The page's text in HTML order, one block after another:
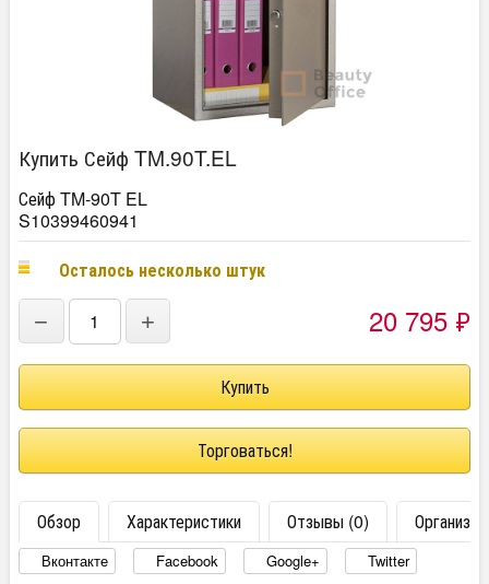
Купить Сейф TM.90T.EL
Сейф TM-90T EL
S10399460941
Осталось несколько штук
− + 20 795 ₽
Торговаться!
Обзор Характеристики Отзывы (0)
Вконтакте Facebook Google+ Twitter